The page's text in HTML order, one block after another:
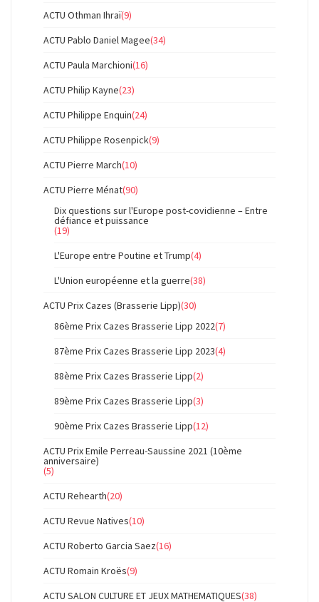
ACTU Othman Ihraï(9)
ACTU Pablo Daniel Magee(34)
ACTU Paula Marchioni(16)
ACTU Philip Kayne(23)
ACTU Philippe Enquin(24)
ACTU Philippe Rosenpick(9)
ACTU Pierre March(10)
ACTU Pierre Ménat(90)
Dix questions sur l'Europe post-covidienne – Entre
défiance et puissance
(19)
L'Europe entre Poutine et Trump(4)
L'Union européenne et la guerre(38)
ACTU Prix Cazes (Brasserie Lipp)(30)
86ème Prix Cazes Brasserie Lipp 2022(7)
87ème Prix Cazes Brasserie Lipp 2023(4)
88ème Prix Cazes Brasserie Lipp(2)
89ème Prix Cazes Brasserie Lipp(3)
90ème Prix Cazes Brasserie Lipp(12)
ACTU Prix Emile Perreau-Saussine 2021 (10ème
anniversaire)
(5)
ACTU Rehearth(20)
ACTU Revue Natives(10)
ACTU Roberto Garcia Saez(16)
ACTU Romain Kroës(9)
ACTU SALON CULTURE ET JEUX MATHEMATIQUES(38)